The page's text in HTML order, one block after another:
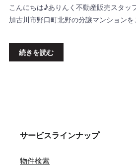
こんにちは♪ありんく不動産販売スタッ
加古川市野口町北野の分譲マンション
続きを読む
サービスラインナップ
物件検索